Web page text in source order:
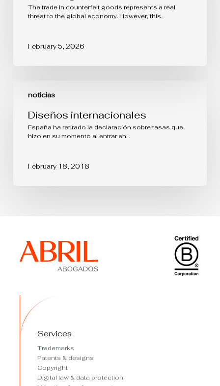
Cannot
Ignore
The trade in counterfeit goods represents a real
threat to the global economy. However, this…
February 5, 2026
noticias
internacionales
Diseños internacionales
España ha retirado la declaración sobre tasas que
hizo en su momento al entrar en…
February 18, 2018
Services
Trademarks
Patents & designs
Copyright
Digital law & data protection